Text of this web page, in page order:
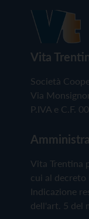
Vita
Società
Via
P.IVA e C.F.
Vita Trentina
cui al decreto
Indicazione
dell'art. 5 del